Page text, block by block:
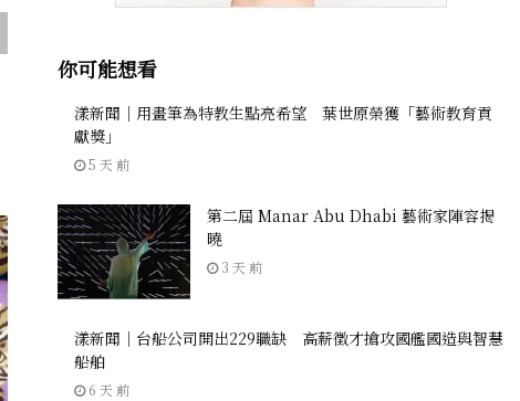
你可能想看
漾新聞｜用畫筆為特教生點亮希望 葉世原榮獲「藝術教育貢
獻獎」
5 天 前
第二屆 Manar Abu Dhabi 藝術家陣容揭
曉
3 天 前
漾新聞｜台船公司開出229職缺 高薪徵才搶攻國艦國造與智慧
船舶
6 天 前